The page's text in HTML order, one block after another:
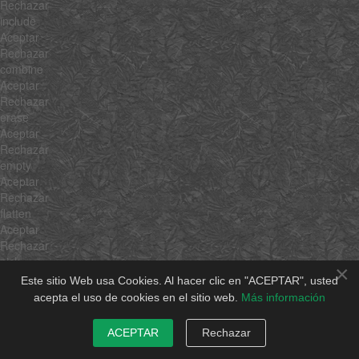
×
Este sitio Web usa Cookies. Al hacer clic en "ACEPTAR", usted
acepta el uso de cookies en el sitio web. Más información
ACEPTAR Rechazar
Rechazar
include
Aceptar
Rechazar
combine
Aceptar
Rechazar
erase
Aceptar
Rechazar
empty
Aceptar
Rechazar
flatten
Aceptar
Rechazar
pick
Aceptar
Rechazar